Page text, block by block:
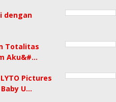
dengan
Totalitas
Aku&#…
Pictures
U…